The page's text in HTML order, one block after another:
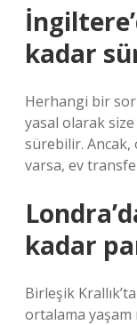
kadar
Herhangi bir
yasal olarak
sürebilir.
varsa, ev
kadar
Birleşik
ortalama yaşam